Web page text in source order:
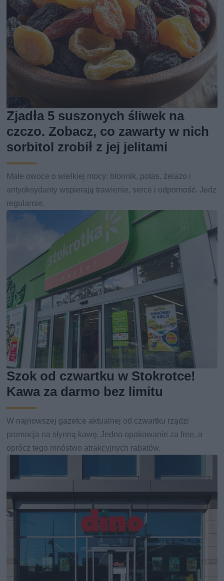
Zjadła 5 suszonych śliwek na
czczo. Zobacz, co zawarty w nich
sorbitol zrobił z jej jelitami
Małe owoce o wielkiej mocy: błonnik, potas, żelazo i
antyoksydanty wspierają trawienie, serce i odporność. Jedz
regularnie.
Szok od czwartku w Stokrotce!
Kawa za darmo bez limitu
W najnowszej gazetce aktualnej od czwartku rządzi
promocja na słynną kawę. Jedno opakowanie za free, a
oprócz tego mnóstwo atrakcyjnych rabatów.